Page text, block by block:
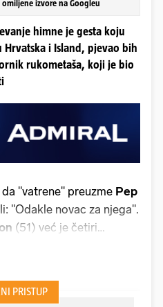
izvore na Googleu
himne je gesta koju
i Island, pjevao bih
rukometaša, koji je bio
"vatrene" preuzme Pep
"Odakle novac za njega".
(51) već je četiri
tek Mikkel Hansen i
nitko ni približno.